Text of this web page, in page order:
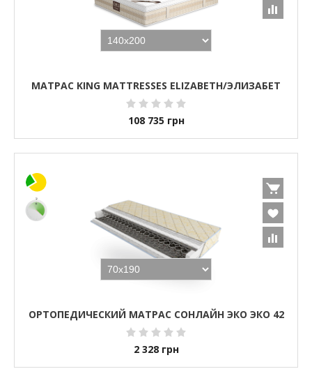
МАТРАС KING MATTRESSES ELIZABETH/ЭЛИЗАБЕТ
108 735 грн
ОРТОПЕДИЧЕСКИЙ МАТРАС СОНЛАЙН ЭКО ЭКО 42
2 328 грн